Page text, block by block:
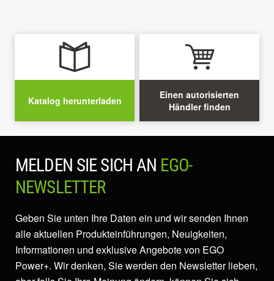
Katalog herunterladen
Einen autorisierten
Händler finden
MELDEN SIE SICH AN EGO-
NEWSLETTER
Geben Sie unten Ihre Daten ein und wir senden Ihnen
alle aktuellen Produkteinführungen, Neuigkeiten,
Informationen und exklusive Angebote von EGO
Power+. Wir denken, Sie werden den Newsletter lieben,